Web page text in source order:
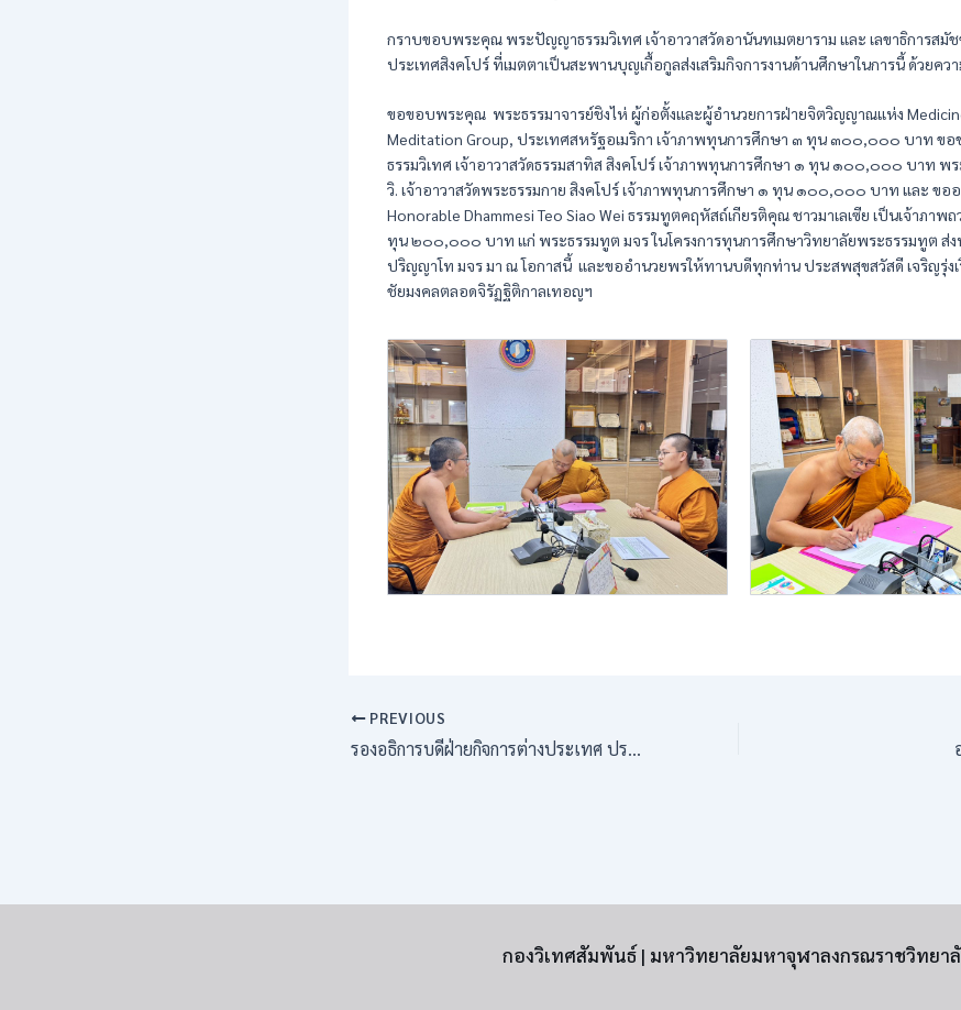
กราบขอบพระคุณ พระปัญญาธรรมวิเทศ เจ้าอาวาสวัดอานันทเมตยาราม และ เลขาธิการสมั
ประเทศสิงคโปร์ ที่เมตตาเป็นสะพานบุญเกื้อกูลส่งเสริมกิจการงานด้านศึกษาในการนี้ ด้วยคว
ขอขอบพระคุณ พระธรรมาจารย์ชิงไห่ ผู้ก่อตั้งและผู้อำนวยการฝ่ายจิตวิญญาณแห่ง
Meditation Group, ประเทศสหรัฐอเมริกา เจ้าภาพทุนการศึกษา ๓ ทุน ๓๐๐,๐๐๐ บาท ข
ธรรมวิเทศ เจ้าอาวาสวัดธรรมสาทิส สิงคโปร์ เจ้าภาพทุนการศึกษา ๑ ทุน ๑๐๐,๐๐๐ บาท พร
วิ. เจ้าอาวาสวัดพระธรรมกาย สิงคโปร์ เจ้าภาพทุนการศึกษา ๑ ทุน ๑๐๐,๐๐๐ บาท และ ข
Honorable Dhammesi Teo Siao Wei ธรรมทูตคฤหัสถ์เกียรติคุณ ชาวมาเลเซีย เป็นเจ้าภาพ
ทุน ๒๐๐,๐๐๐ บาท แก่ พระธรรมทูต มจร ในโครงการทุนการศึกษาวิทยาลัยพระธรรมทูต ส่ง
ปริญญาโท มจร มา ณ โอกาสนี้ และขออำนวยพรให้ทานบดีทุกท่าน ประสพสุขสวัสดี เจริญรุ่ง
ชัยมงคลตลอดจิรัฏฐิติกาลเทอญฯ
PREVIOUS
รองอธิการบดีฝ่ายกิจการต่างประเทศ ประชุมคณะทำงานดำเนินงานโครงการอบรมพระธรรมทูตสายต่างประเทศ รุ่นที่ ๓๒
กองวิเทศสัมพันธ์ | มหาวิทยาลัยมหาจุฬาลงกรณราชวิทยา